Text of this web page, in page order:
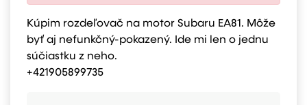
Kúpim rozdeľovač na motor Subaru EA81. Môže
byť aj nefunkčný-pokazený. Ide mi len o jednu
súčiastku z neho.
+421905899735